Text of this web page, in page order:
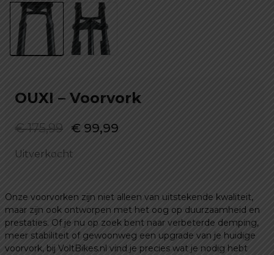
OUXI – Voorvork
€175,99 Oorspronkelijke
€ 99,99
Uitverkocht
Onze voorvorken zijn niet alleen van uitstekende kwaliteit,
maar zijn ook ontworpen met het oog op duurzaamheid en
prestaties. Of je nu op zoek bent naar verbeterde demping,
meer stabiliteit of gewoonweg een upgrade van je huidige
voorvork, bij VoltBikes.nl vind je precies wat je nodig hebt